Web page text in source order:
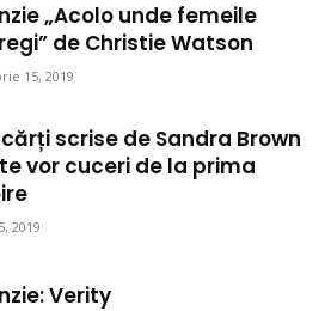
„Acolo unde femeile
de Christie Watson
15, 2019
scrise de Sandra Brown
vor cuceri de la prima
2019
Verity